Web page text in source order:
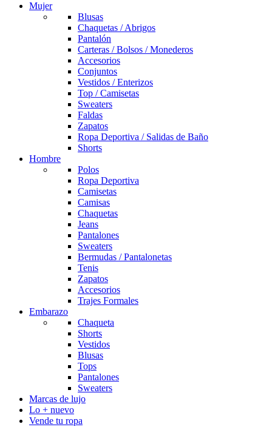
Mujer
Blusas
Chaquetas / Abrigos
Pantalón
Carteras / Bolsos / Monederos
Accesorios
Conjuntos
Vestidos / Enterizos
Top / Camisetas
Sweaters
Faldas
Zapatos
Ropa Deportiva / Salidas de Baño
Shorts
Hombre
Polos
Ropa Deportiva
Camisetas
Camisas
Chaquetas
Jeans
Pantalones
Sweaters
Bermudas / Pantalonetas
Tenis
Zapatos
Accesorios
Trajes Formales
Embarazo
Chaqueta
Shorts
Vestidos
Blusas
Tops
Pantalones
Sweaters
Marcas de lujo
Lo + nuevo
Vende tu ropa